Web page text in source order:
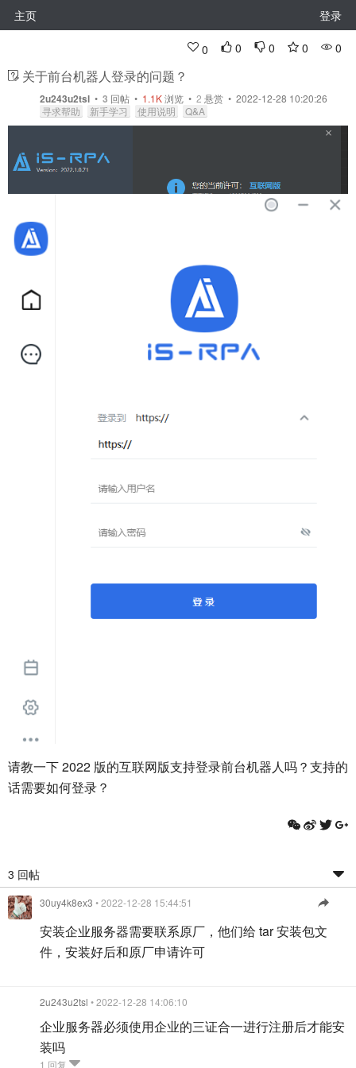
主页 登录
0 0 0 0 0
关于前台机器人登录的问题？
2u243u2tsl • 3 回帖 • 1.1K浏览 • 2 悬赏 • 2022-12-28 10:20:26
寻求帮助
新手学习 使用说明 Q&A
请教一下 2022 版的互联网版支持登录前台机器人吗？支持的
话需要如何登录？
3 回帖
30uy4k8ex3 • 2022-12-28 15:44:51
安装企业服务器需要联系原厂，他们给 tar 安装包文
件，安装好后和原厂申请许可
2u243u2tsl • 2022-12-28 14:06:10
企业服务器必须使用企业的三证合一进行注册后才能安
装吗
1 回复